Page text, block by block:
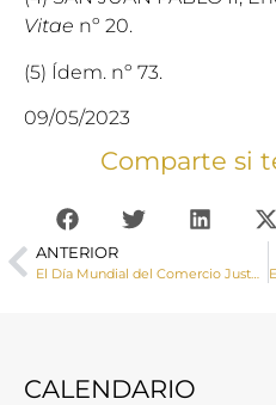
Vitae nº 20.
(5) Ídem. nº 73.
09/05/2023
Comparte si
ANTERIOR
CALENDARIO